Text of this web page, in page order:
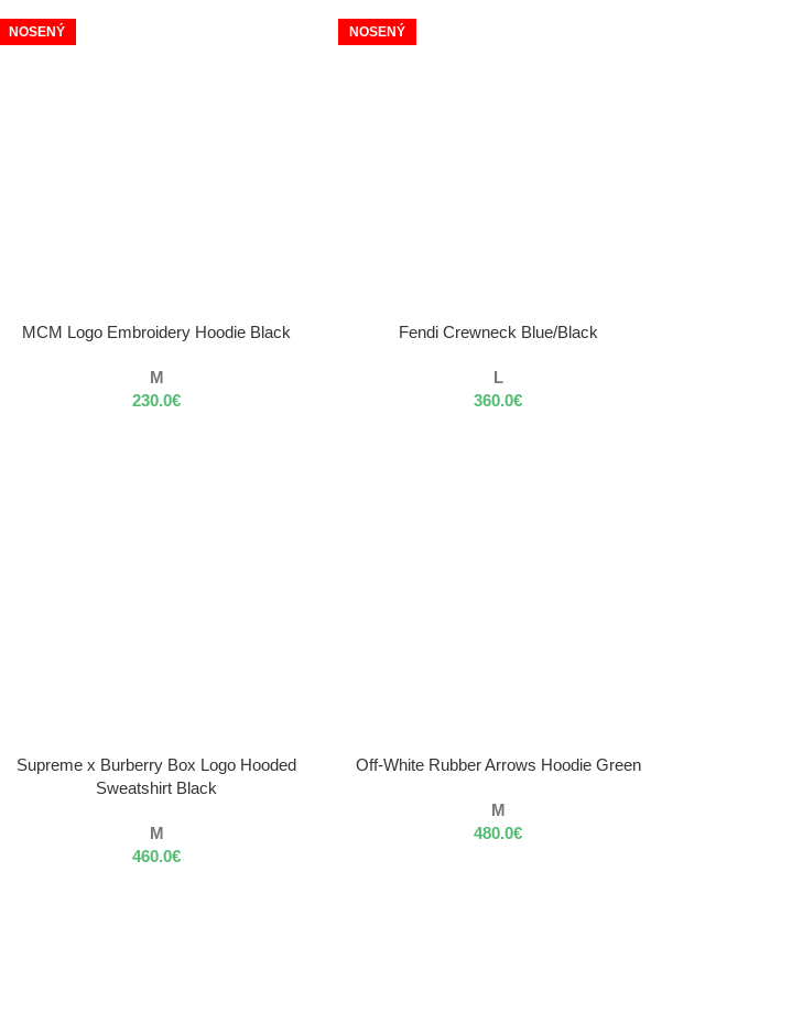
NOSENÝ
VÝBER MOŽNOSTÍ
MCM Logo Embroidery Hoodie Black
M
230.0€
NOSENÝ
VÝBER MOŽNOSTÍ
Fendi Crewneck Blue/Black
L
360.0€
VÝBER MOŽNOSTÍ
Supreme x Burberry Box Logo Hooded
Sweatshirt Black
M
460.0€
VÝBER MOŽNOSTÍ
Off-White Rubber Arrows Hoodie Green
M
480.0€